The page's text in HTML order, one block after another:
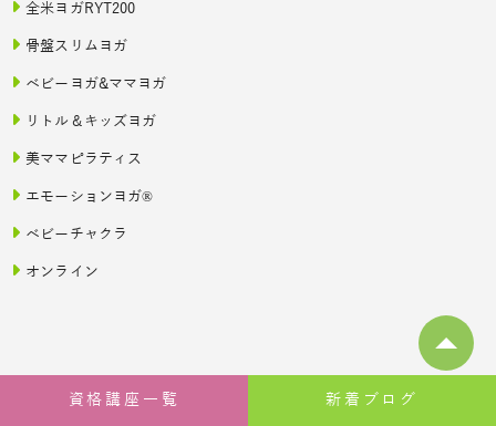
全米ヨガRYT200
骨盤スリムヨガ
ベビーヨガ&ママヨガ
リトル＆キッズヨガ
美ママピラティス
エモーションヨガ®
ベビーチャクラ
オンライン
新着ブログ
資格講座一覧